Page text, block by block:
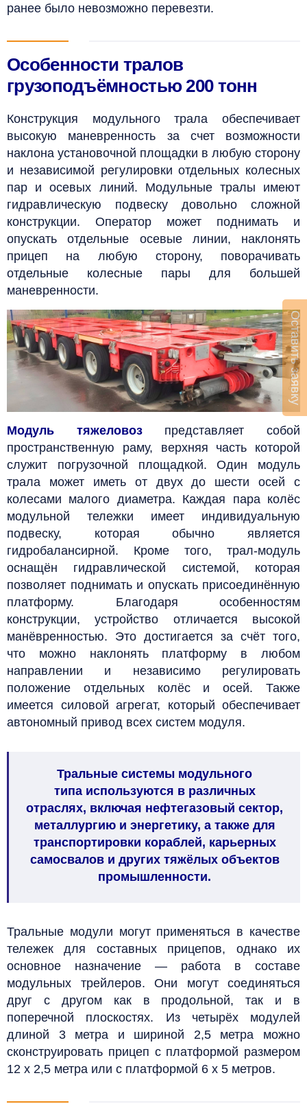
ранее было невозможно перевезти.
Особенности тралов
грузоподъёмностью 200 тонн
Конструкция модульного трала обеспечивает
высокую маневренность за счет возможности
наклона установочной площадки в любую сторону
и независимой регулировки отдельных колесных
пар и осевых линий. Модульные тралы имеют
гидравлическую подвеску довольно сложной
конструкции. Оператор может поднимать и
опускать отдельные осевые линии, наклонять
прицеп на любую сторону, поворачивать
отдельные колесные пары для большей
маневренности.
Модуль тяжеловозпредставляет собой
пространственную раму, верхняя часть которой
служит погрузочной площадкой. Один модуль
трала может иметь от двух до шести осей с
колесами малого диаметра. Каждая пара колёс
модульной тележки имеет индивидуальную
подвеску, которая обычно является
гидробалансирной. Кроме того, трал-модуль
оснащён гидравлической системой, которая
позволяет поднимать и опускать присоединённую
платформу. Благодаря особенностям
конструкции, устройство отличается высокой
манёвренностью. Это достигается за счёт того,
что можно наклонять платформу в любом
направлении и независимо регулировать
положение отдельных колёс и осей. Также
имеется силовой агрегат, который обеспечивает
автономный привод всех систем модуля.
Тральные системы модульного
типаиспользуются в различных
отраслях, включая нефтегазовый сектор,
металлургию и энергетику, а также для
транспортировки кораблей, карьерных
самосвалов и других тяжёлых объектов
промышленности.
Тральные модули могут применяться в качестве
тележек для составных прицепов, однако их
основное назначение — работа в составе
модульных трейлеров. Они могут соединяться
друг с другом как в продольной, так и в
поперечной плоскостях. Из четырёх модулей
длиной 3 метра и шириной 2,5 метра можно
сконструировать прицеп с платформой размером
12 х 2,5 метра или с платформой 6 х 5 метров.
Оставить заявку